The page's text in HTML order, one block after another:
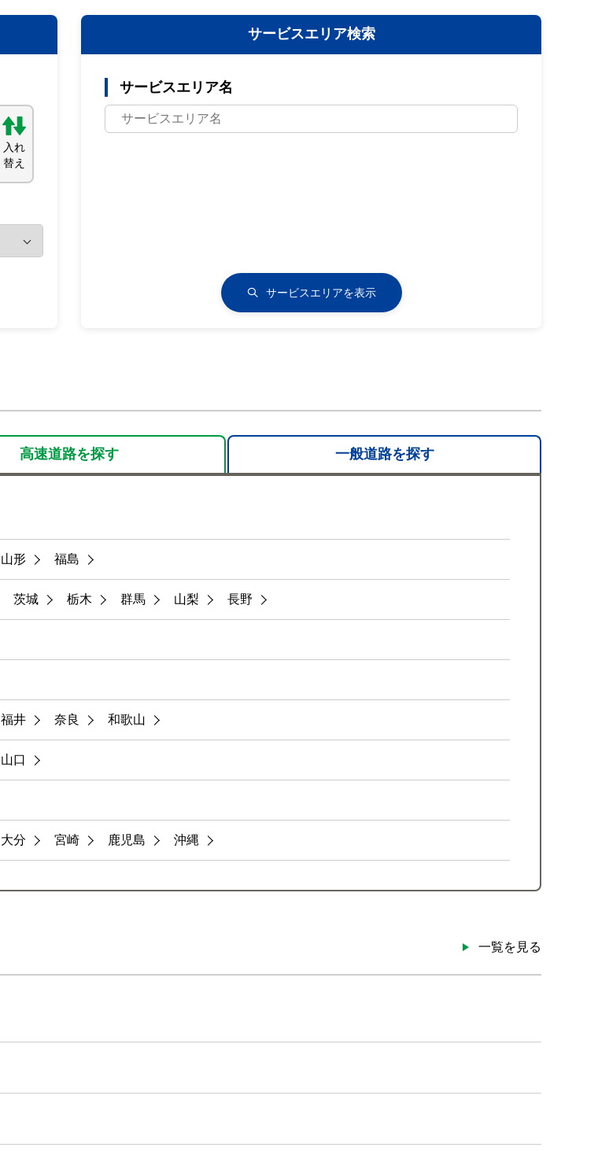
入れ
替え
サービスエリア検索
サービスエリア名
サービスエリアを表示
高速道路を探す 一般道路を探す
山形 福島
茨城 栃木 群馬 山梨 長野
福井 奈良 和歌山
山口
大分 宮崎 鹿児島 沖縄
一覧を見る